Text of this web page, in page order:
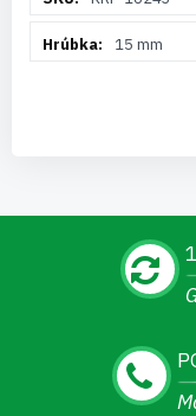
informácií
15 mm